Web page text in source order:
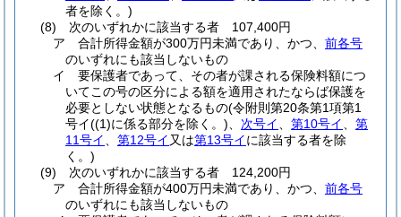
者を除く。)
(8)
次のいずれかに該当する者 107,400円
ア
合計所得金額が300万円未満であり、かつ、 前各号
のいずれにも該当しないもの
イ
要保護者であって、その者が課される保険料額につ
いてこの号の区分による額を適用されたならば保護を
必要としない状態となるもの(令附則第20条第1項第1
号イ((1)に係る部分を除く。) 次号イ 第10号イ
第
11号イ
第12号イ 又は第13号イに該当する者を除
く。)
(9)
次のいずれかに該当する者 124,200円
ア
合計所得金額が400万円未満であり、かつ、 前各号
のいずれにも該当しないもの